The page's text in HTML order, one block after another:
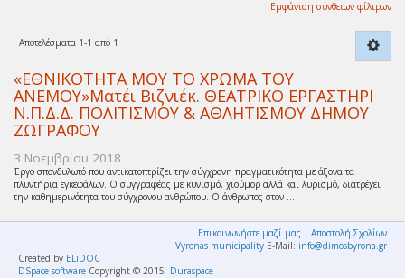
Εμφάνιση σύνθετων φίλτρων
Αποτελέσματα 1-1 από 1
«ΕΘΝΙΚΟΤΗΤΑ ΜΟΥ ΤΟ ΧΡΩΜΑ ΤΟΥ
ΑΝΕΜΟΥ»Ματέι Βιζνιέκ. ΘΕΑΤΡΙΚΟ ΕΡΓΑΣΤΗΡΙ
Ν.Π.Δ.Δ. ΠΟΛΙΤΙΣΜΟΥ & ΑΘΛΗΤΙΣΜΟΥ ΔΗΜΟΥ
ΖΩΓΡΑΦΟΥ
3 Νοεμβρίου 2018
Έργο σπονδυλωτό που αντικατοπτρίζει την σύγχρονη πραγματικότητα με άξονα τα
πλυντήρια εγκεφάλων. Ο συγγραφέας με κυνισμό, χιούμορ αλλά και λυρισμό, διατρέχει
την καθημερινότητα του σύγχρονου ανθρώπου. Ο άνθρωπος στον ...
Επικοινωνήστε μαζί μας | Αποστολή Σχολίων
Vyronas municipality E-Mail: info@dimosbyrona.gr
Created by ELiDOC
DSpace software Copyright © 2015 Duraspace